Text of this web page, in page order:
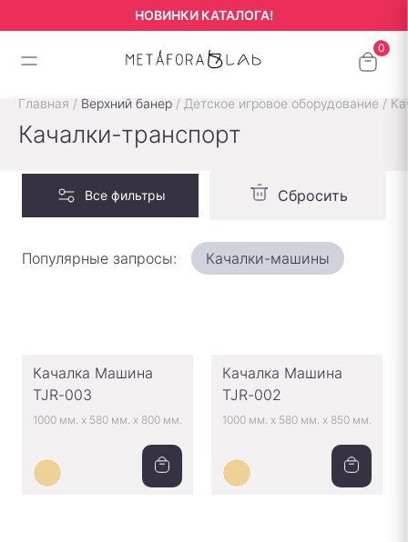
НОВИНКИ КАТАЛОГА!
Главная / Верхний банер / Детское игровое оборудование /
Качалки-транспорт
Все фильтры Сбросить
Популярные запросы: Качалки-машины
Качалка Машина
TJR-003
1000 мм. x 580 мм. x 800 мм.
Качалка Машина
TJR-002
1000 мм. x 580 мм. x 850 мм.